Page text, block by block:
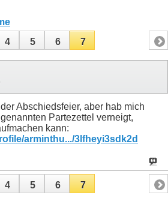
4 5 6 7
Abschiedsfeier, aber hab mich
Partezettel verneigt,
kann:
arminthu.../3lfheyi3sdk2d
4 5 6 7